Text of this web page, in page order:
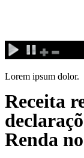
conteúdo
Lorem ipsum dolor.
Receita
Renda